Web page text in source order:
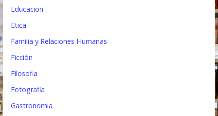
Educacion
Etica
Familia y Relaciones Humanas
Ficción
Filosofia
Fotografia
Gastronomia